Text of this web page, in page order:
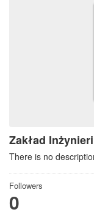
Zakład
There is no
Followers
0